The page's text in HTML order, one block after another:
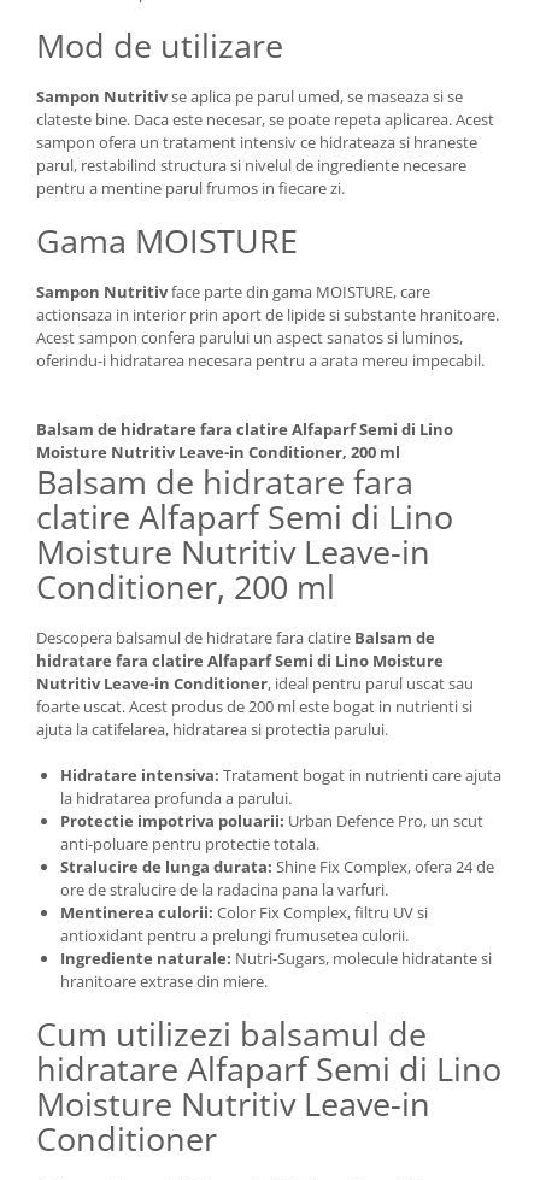
Mod de utilizare
Sampon Nutritivse aplica pe parul umed, se maseaza si se
clateste bine. Daca este necesar, se poate repeta aplicarea. Acest
sampon ofera un tratament intensiv ce hidrateaza si hraneste
parul, restabilind structura si nivelul de ingrediente necesare
pentru a mentine parul frumos in fiecare zi.
Gama MOISTURE
Sampon Nutritivface parte din gama MOISTURE, care
actionsaza in interior prin aport de lipide si substante hranitoare.
Acest sampon confera parului un aspect sanatos si luminos,
oferindu-i hidratarea necesara pentru a arata mereu impecabil.
Balsam de hidratare fara clatire Alfaparf Semi di Lino
Moisture Nutritiv Leave-in Conditioner, 200 ml
Balsam de hidratare fara
clatire Alfaparf Semi di Lino
Moisture Nutritiv Leave-in
Conditioner, 200 ml
Descopera balsamul de hidratare fara clatire Balsam de
hidratare fara clatire Alfaparf Semi di Lino Moisture
Nutritiv Leave-in Conditioner, ideal pentru parul uscat sau
foarte uscat. Acest produs de 200 ml este bogat in nutrienti si
ajuta la catifelarea, hidratarea si protectia parului.
Hidratare intensiva: Tratament bogat in nutrienti care ajuta
la hidratarea profunda a parului.
Protectie impotriva poluarii: Urban Defence Pro, un scut
anti-poluare pentru protectie totala.
Stralucire de lunga durata: Shine Fix Complex, ofera 24 de
ore de stralucire de la radacina pana la varfuri.
Mentinerea culorii: Color Fix Complex, filtru UV si
antioxidant pentru a prelungi frumusetea culorii.
Ingrediente naturale: Nutri-Sugars, molecule hidratante si
hranitoare extrase din miere.
Cum utilizezi balsamul de
hidratare Alfaparf Semi di Lino
Moisture Nutritiv Leave-in
Conditioner